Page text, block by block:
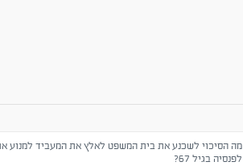
מה הסיכוי לשכנע את בית המשפט לאלץ את המעביד למנוע
לפנסיה בגיל 67?